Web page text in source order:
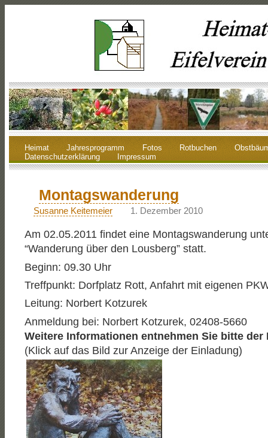
Heimat Jahresprogramm Fotos Rotbuchen
Datenschutzerklärung
Impressum
Montagswanderung
Susanne Keitemeier 1. Dezember 2010
Am 02.05.2011 findet eine Montagswanderung
“Wanderung über den Lousberg” statt.
Beginn: 09.30 Uhr
Treffpunkt: Dorfplatz Rott, Anfahrt mit eigenen
Leitung: Norbert Kotzurek
Anmeldung bei: Norbert Kotzurek, 02408-5660
Weitere Informationen entnehmen Sie bitte der
(Klick auf das Bild zur Anzeige der Einladung)